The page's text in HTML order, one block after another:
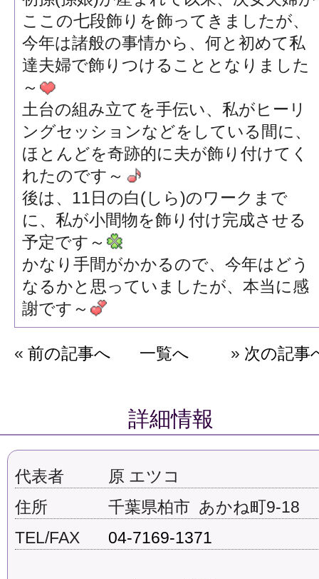
ここの七段飾りを飾ってきましたが、
今年は諸般の事情から、何と初めて私
達夫婦で飾りつけることとなりました
～
土台の組み立てを手伝い、私がヒーリ
ングセッションなどをしている間に、
ほとんどを奇跡的に夫が飾り付けてく
れたのです～
後は、11日の白(しら)のワークまで
に、私が小間物を飾り付け完成させる
予定です～
かなり手間がかかるので、今年はどう
なるかと思っていましたが、本当に感
謝です～
« 前の記事へ 一覧へ » 次の記事
詳細情報
代表者
原 エツコ
住所
千葉県柏市 あかね町9-18
TEL/FAX
04-7169-1371